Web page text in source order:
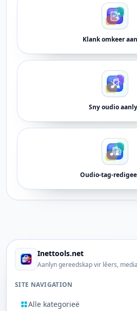
Klank omkeer
Sny oudio
Oudio-tag-
Inettools.net
Aanlyn gereedskap vir lêers,
SITE NAVIGATION
Alle kategorieë